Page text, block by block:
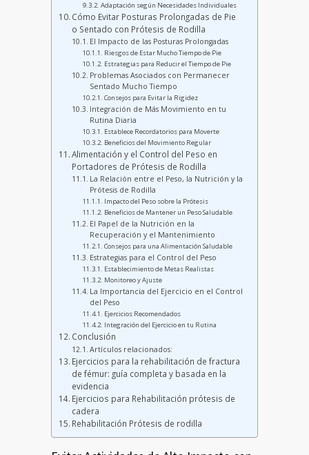
Adaptación según Necesidades Individuales
Cómo Evitar Posturas Prolongadas de Pie
o Sentado con Prótesis de Rodilla
El Impacto de las Posturas Prolongadas
Riesgos de Estar Mucho Tiempo de Pie
Estrategias para Reducir el Tiempo de Pie
Problemas Asociados con Permanecer
Sentado Mucho Tiempo
Consejos para Evitar la Rigidez
Integración de Más Movimiento en tu
Rutina Diaria
Establece Recordatorios para Moverte
Beneficios del Movimiento Regular
Alimentación y el Control del Peso en
Portadores de Prótesis de Rodilla
La Relación entre el Peso, la Nutrición y la
Prótesis de Rodilla
Impacto del Peso sobre la Prótesis
Beneficios de Mantener un Peso Saludable
El Papel de la Nutrición en la
Recuperación y el Mantenimiento
Consejos para una Alimentación Saludable
Estrategias para el Control del Peso
Establecimiento de Metas Realistas
Monitoreo y Ajuste
La Importancia del Ejercicio en el Control
del Peso
Ejercicios Recomendados
Integración del Ejercicio en tu Rutina
Conclusión
Artículos relacionados:
Ejercicios para la rehabilitación de fractura
de fémur: guía completa y basada en la
evidencia
Ejercicios para Rehabilitación prótesis de
cadera
Rehabilitación Prótesis de rodilla